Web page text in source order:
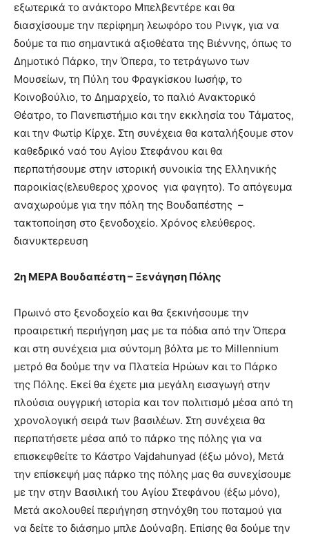
εξωτερικά το ανάκτορο Μπελβεντέρε και θα
διασχίσουμε την περίφημη λεωφόρο του Ρινγκ, για να
δούμε τα πιο σημαντικά αξιοθέατα της Βιέννης, όπως το
Δημοτικό Πάρκο, την Όπερα, το τετράγωνο των
Μουσείων, τη Πύλη του Φραγκίσκου Ιωσήφ, το
Κοινοβούλιο, το Δημαρχείο, το παλιό Ανακτορικό
Θέατρο, το Πανεπιστήμιο και την εκκλησία του Τάματος,
και την Φωτίρ Κίρχε. Στη συνέχεια θα καταλήξουμε στον
καθεδρικό ναό του Αγίου Στεφάνου και θα
περπατήσουμε στην ιστορική συνοικία της Ελληνικής
παροικίας(ελευθερος χρονος για φαγητο). Το απόγευμα
αναχωρούμε για την πόλη της Βουδαπέστης –
τακτοποίηση στο ξενοδοχείο. Χρόνος ελεύθερος.
διανυκτερευση
2η ΜΕΡΑ Βουδαπέστη – Ξενάγηση Πόλης
Πρωινό στο ξενοδοχείο και θα ξεκινήσουμε την
προαιρετική περιήγηση μας με τα πόδια από την Όπερα
και στη συνέχεια μια σύντομη βόλτα με το Millennium
μετρό θα δούμε την να Πλατεία Ηρώων και το Πάρκο
της Πόλης. Εκεί θα έχετε μια μεγάλη εισαγωγή στην
πλούσια ουγγρική ιστορία και τον πολιτισμό μέσα από τη
χρονολογική σειρά των βασιλέων. Στη συνέχεια θα
περπατήσετε μέσα από το πάρκο της πόλης για να
επισκεφθείτε το Κάστρο Vajdahunyad (έξω μόνο), Μετά
την επίσκεψή μας πάρκο της πόλης μας θα συνεχίσουμε
με την στην Βασιλική του Αγίου Στεφάνου (έξω μόνο),
Μετά ακολουθεί περιήγηση στηνόχθη του ποταμού για
να δείτε το διάσημο μπλε Δούναβη. Επίσης θα δούμε την